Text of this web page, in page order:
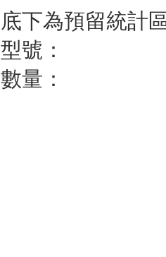
底下為預留統計
型號：
數量：